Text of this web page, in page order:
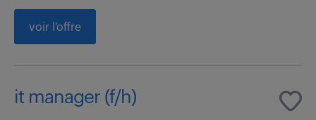
voir l'offre
it manager (f/h)